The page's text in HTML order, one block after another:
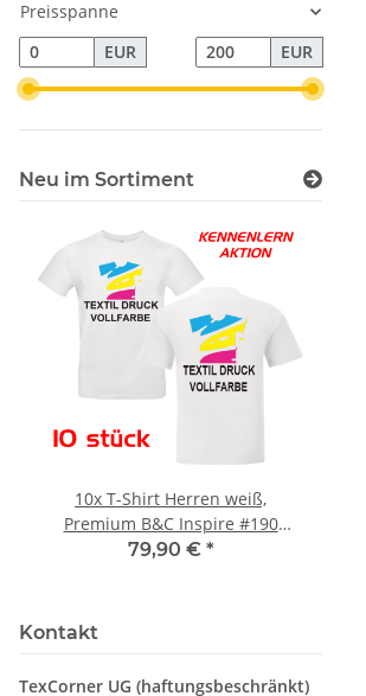
Preisspanne
EUR
EUR
Neu im Sortiment
10x T-Shirt Herren weiß,
Premium B&C Inspire #190
Rundhals mit EINER
79,90 € *
Kontakt
TexCorner UG (haftungsbeschränkt)